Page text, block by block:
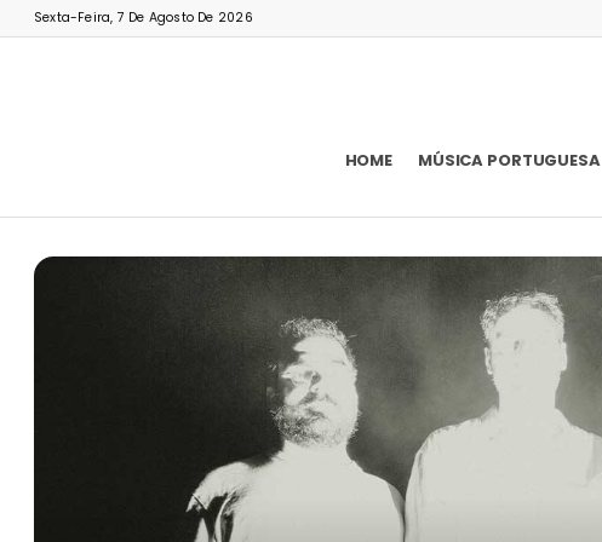
Sexta-Feira, 7 De Agosto De 2026
HOME MÚSICA PORTUGUESA